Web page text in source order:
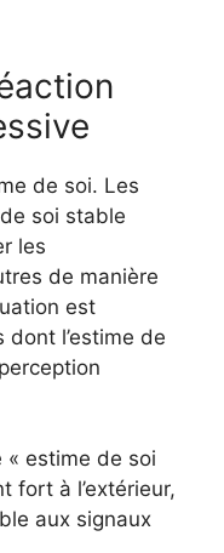
de soi. Les
soi stable
les
de manière
est
l’estime de
« estime de soi
fort à l’extérieur,
aux signaux